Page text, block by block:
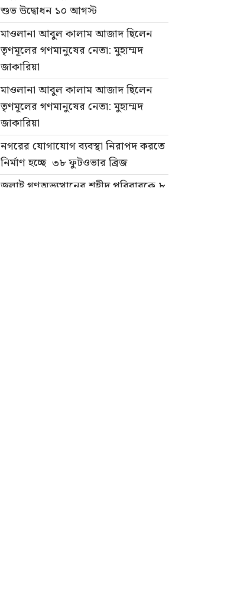
শুভ উদ্বোধন ১০ আগস্ট
মাওলানা আবুল কালাম আজাদ ছিলেন
তৃণমূলের গণমানুষের নেতা: মুহাম্মদ
জাকারিয়া
মাওলানা আবুল কালাম আজাদ ছিলেন
তৃণমূলের গণমানুষের নেতা: মুহাম্মদ
জাকারিয়া
নগরের যোগাযোগ ব্যবস্থা নিরাপদ করতে
নির্মাণ হচ্ছে ৩৮ ফুটওভার ব্রিজ
জুলাই গণঅভ্যুত্থানের শহীদ পরিবারকে ৮